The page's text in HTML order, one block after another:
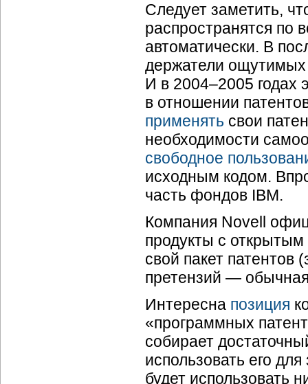
Следует заметить,
распространятся по
автоматически. В
держатели
И в 2004–2005 годах
в отношении
применять свои
необходимости
свободное
исходным кодом.
часть фондов IBM.
Компания Novell
продукты с
свой пакет
претензий —
Интересна позиция
«программных
собирает
использовать его
будет использовать